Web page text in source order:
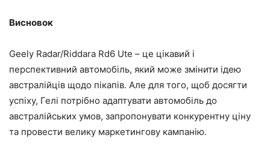
Висновок
Geely Radar/Riddara Rd6 Ute – це цікавий і
перспективний автомобіль, який може змінити ідею
австралійців щодо пікапів. Але для того, щоб досягти
успіху, Гелі потрібно адаптувати автомобіль до
австралійських умов, запропонувати конкурентну ціну
та провести велику маркетингову кампанію.